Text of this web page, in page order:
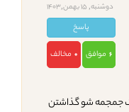
دوشنبه, 15 بهمن,1403
پاسخ
6 موافق 0 مخالف
جمجمه شو گذاشتن